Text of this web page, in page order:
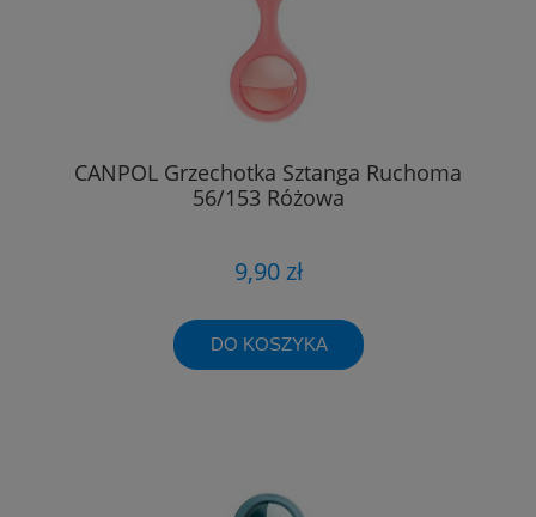
CANPOL Grzechotka Sztanga Ruchoma
56/153 Różowa
9,90 zł
DO KOSZYKA